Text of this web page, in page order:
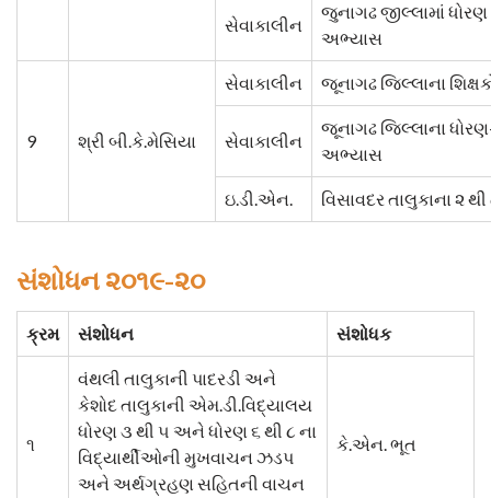
સેવાકાલીન
જુનાગઢ જીલ્લામાં
અભ્યાસ
9 શ્રી બી.કે.મેસિયા
સેવાકાલીન જૂનાગઢ જિલ્લાના
સેવાકાલીન
જૂનાગઢ જિલ્લાના
અભ્યાસ
ઇ.ડી.એન. વિસાવદર તાલુકાના ૨
સંશોધન ૨૦૧૯-૨૦
ક્રમ સંશોધન સંશોધક
૧
વંથલી તાલુકાની પાદરડી અને
કેશોદ તાલુકાની એમ.ડી.વિદ્યાલય
ધોરણ ૩ થી ૫ અને ધોરણ ૬ થી ૮ ના
વિદ્યાર્થીઓની મુખવાચન ઝડપ
અને અર્થગ્રહણ સહિતની વાચન
કે.એન. ભૂત